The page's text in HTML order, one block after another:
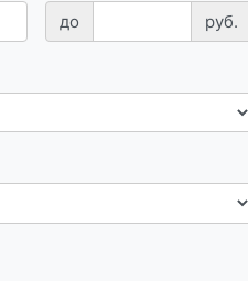
до руб.